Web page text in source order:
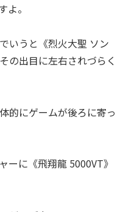
。
いうと《烈火大聖 ソン
の出目に左右されづらく
的にゲームが後ろに寄っ
ーに《飛翔龍 5000VT》